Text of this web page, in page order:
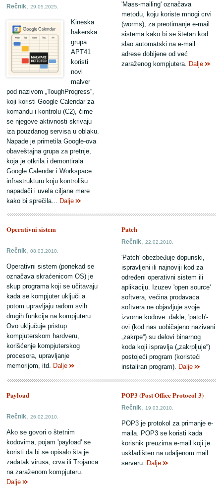
'Mass-mailing' označava
metodu, koju koriste mnogi crvi
(worms), za preotimanje e-mail
sistema kako bi se štetan kod
slao automatski na e-mail
adrese dobijene od već
zaraženog kompjutera. Dalje
Rečnik,29.05.2025.
Kineska
hakerska
grupa
APT41
koristi
novi
malver
pod nazivom „ToughProgress“,
koji koristi Google Calendar za
komandu i kontrolu (C2), čime
se njegove aktivnosti skrivaju
iza pouzdanog servisa u oblaku.
Napade je primetila Google-ova
obaveštajna grupa za pretnje,
koja je otkrila i demontirala
Google Calendar i Workspace
infrastrukturu koju kontrolišu
napadači i uvela ciljane mere
kako bi sprečila... Dalje
Patch
Rečnik,22.02.2010.
'Patch' obezbeđuje dopunski,
ispravljeni ili najnoviji kod za
određeni operativni sistem ili
aplikaciju. Izuzev 'open source'
softvera, većina prodavaca
softvera ne objavljuje svoje
izvorne kodove: dakle, 'patch'-
ovi (kod nas uobičajeno nazivani
„zakrpe“) su delovi binarnog
koda koji ispravlja („zakrpljuje“)
postojeći program (koristeći
instaliran program). Dalje
Operativni sistem
Rečnik,08.03.2010.
Operativni sistem (ponekad se
označava skraćenicom OS) je
skup programa koji se učitavaju
kada se kompjuter uključi a
potom upravljaju radom svih
drugih funkcija na kompjuteru.
Ovo uključuje pristup
kompjuterskom hardveru,
korišćenje kompjuterskog
procesora, upravljanje
memorijom, itd. Dalje
POP3 (Post Office Protocol 3)
Rečnik,19.03.2010.
POP3 je protokol za primanje e-
maila. POP3 se koristi kada
korisnik preuzima e-mail koji je
uskladišten na udaljenom mail
serveru. Dalje
Payload
Rečnik,26.02.2010.
Ako se govori o štetnim
kodovima, pojam 'payload' se
koristi da bi se opisalo šta je
zadatak virusa, crva ili Trojanca
na zaraženom kompjuteru.
Dalje